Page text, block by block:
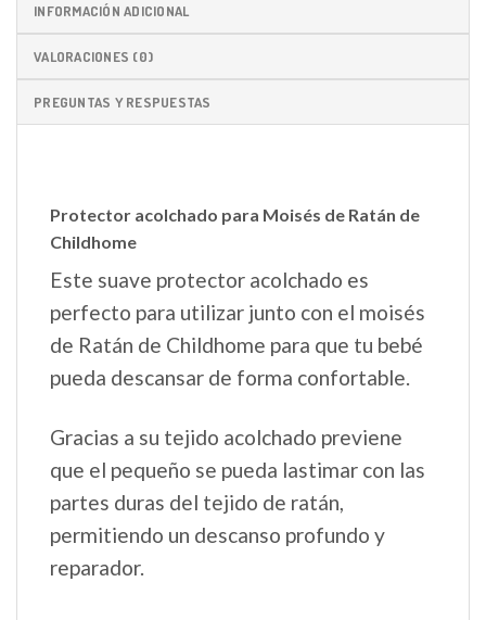
INFORMACIÓN ADICIONAL
VALORACIONES (0)
PREGUNTAS Y RESPUESTAS
Protector acolchado para Moisés de Ratán de
Childhome
Este suave protector acolchado es
perfecto para utilizar junto con el moisés
de Ratán de Childhome para que tu bebé
pueda descansar de forma confortable.
Gracias a su tejido acolchado previene
que el pequeño se pueda lastimar con las
partes duras del tejido de ratán,
permitiendo un descanso profundo y
reparador.